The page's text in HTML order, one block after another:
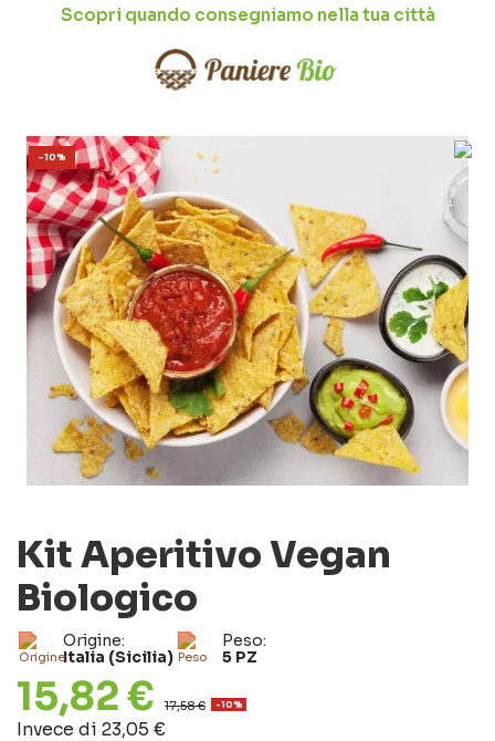
Scopri quando consegniamo nella tua città
-10%
Kit Aperitivo Vegan
Biologico
Origine:
Italia (Sicilia)
Peso:
5 PZ
15,82 € 17,58 € -10%
Invece di 23,05 €